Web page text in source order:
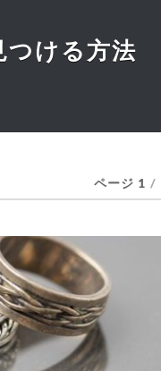
つける方法
ページ 1 /